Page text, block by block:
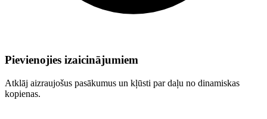
Pievienojies izaicinājumiem
Atklāj aizraujošus pasākumus un kļūsti par daļu no dinamiskas
kopienas.